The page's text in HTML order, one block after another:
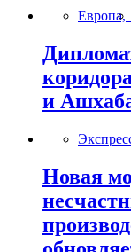
Европа,
и
Новая